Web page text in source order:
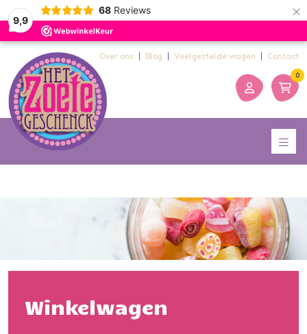
9,9
68 Reviews ×
Over ons Blog Veelgestelde vragen Contact
0
Winkelwagen